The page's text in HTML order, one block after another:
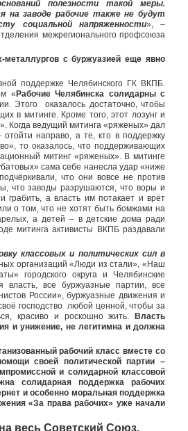
полезности такой меры.
на заводе рабочие также не будут
социальной напряженности», –
межрегионального профсоюза
металлургов с буржуазией еще явно
поддержке Челябинского ГК ВКПБ.
«Рабочие Челябинска солидарны с
Этого оказалось достаточно, чтобы
в митинге. Кроме того, этот лозунг и
Когда ведущий митинга «ряженых» дал
направо, а те, кто в поддержку
то оказалось, что поддерживающих
митинг «ряженых». В митинге
сама себе нанесла удар «ниже
что они вовсе не против
что заводы разрушаются, что воры и
грабить, а власть им потакает и врёт
о том, что не хотят быть бомжами на
а детей – в детские дома ради
митинга активисты ВКПБ раздавали
классовых и политических сил в
организаций «Люди из стали», «Наш
городского округа и Челябинские
все буржуазные партии, все
России», буржуазные движения и
господство любой ценной, чтобы за
красиво и роскошно жить. Власть
и унижение, не легитимна и должна
рабочий класс вместе со
своей политической партии –
и солидарной классовой
солидарная поддержка рабочих
и особенно моральная поддержка
«За права рабочих» уже начали
весь Советский Союз.